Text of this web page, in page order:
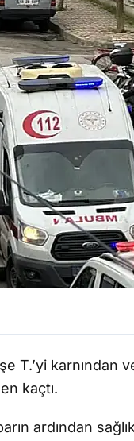
T.’yi karnından
kaçtı.
ardından